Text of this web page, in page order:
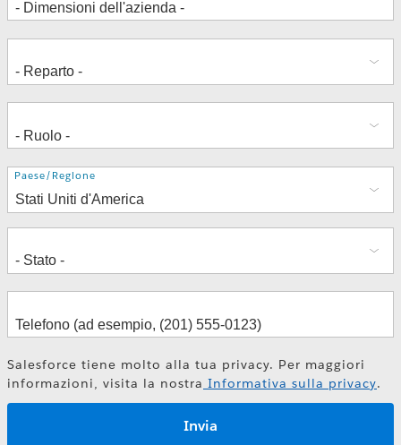
Indirizzo
Paese/Regione
Salesforce tiene molto alla tua privacy. Per maggiori
informazioni, visita la nostra Informativa sulla privacy.